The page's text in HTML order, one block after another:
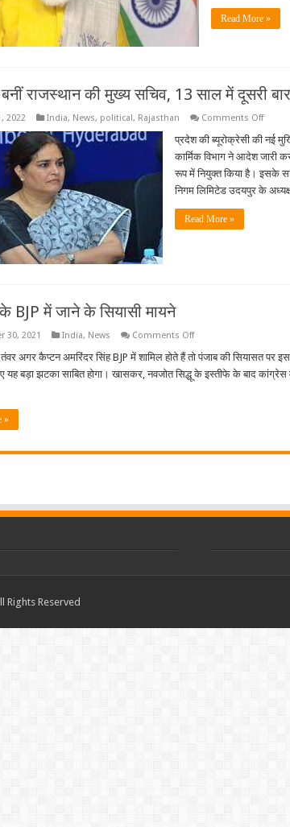
Read More »
बनीं राजस्थान की मुख्य सचिव, 13 साल में दूसरी
2022 India, News, political, Rajasthan Comments Offon
शर्मा
राजस्थान
की
मुख्य
सचिव,
प्रदेश की ब्यूरोक्रेसी की नई
कार्मिक विभाग ने आदेश जारी
रूप में नियुक्त किया है। इसके
निगम लिमिटेड उदयपुर के
Read More »
BJP में जाने के सियासी मायने
30, 2021 India, News Comments Offon
के
BJP
में
अगर कैप्टन अमरिंदर सिंह BJP में शामिल होते हैं तो पंजाब की सियासत
यह बड़ा झटका साबित होगा। खासकर, नवजोत सिद्धू के इस्तीफे के बाद
»
Rights Reserved